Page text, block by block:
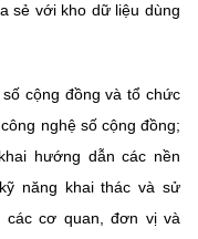
sẻ với kho dữ liệu dùng
cộng đồng và tổ chức
nghệ số cộng đồng;
hướng dẫn các nền
năng khai thác và sử
các cơ quan, đơn vị và